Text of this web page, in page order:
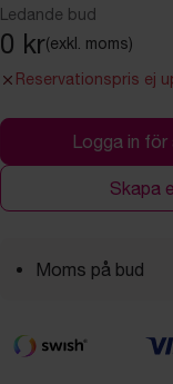
Ledande bud
0 kr(exkl. moms)
Reservationspris ej
Logga in för
Skapa
Moms på bud